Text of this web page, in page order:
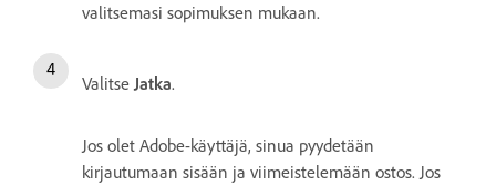
valitsemasi sopimuksen mukaan.
ValitseJatka.
Jos olet Adobe-käyttäjä, sinua pyydetään
kirjautumaan sisään ja viimeistelemään ostos. Jos